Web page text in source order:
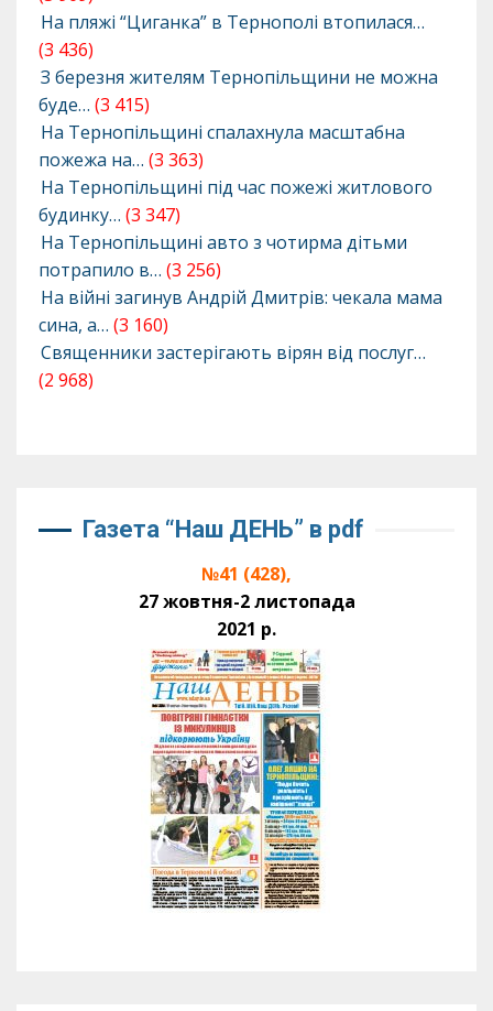
На пляжі “Циганка” в Тернополі втопилася…
(3 436)
З березня жителям Тернопільщини не можна
буде… (3 415)
На Тернопільщині спалахнула масштабна
пожежа на… (3 363)
На Тернопільщині під час пожежі житлового
будинку… (3 347)
На Тернопільщині авто з чотирма дітьми
потрапило в… (3 256)
На війні загинув Андрій Дмитрів: чекала мама
сина, а… (3 160)
Священники застерігають вірян від послуг…
(2 968)
Газета “Наш ДЕНЬ” в pdf
№41 (428),
27 жовтня-2 листопада
2021 р.